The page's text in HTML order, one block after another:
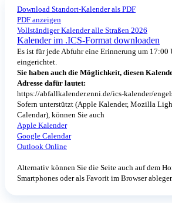
Download Standort-Kalender als PDF
PDF anzeigen
Vollständiger Kalender alle Straßen 2026
Kalender im .ICS-Format downloaden
Es ist für jede Abfuhr eine Erinnerung um 17:00
eingerichtet.
Sie haben auch die Möglichkeit, diesen
Adresse dafür lautet:
https://abfallkalender.enni.de/ics-kalender/
Sofern unterstützt (Apple Kalender, Mozilla
Calendar), können Sie auch
Apple Kalender
Google Calendar
Outlook Online
Alternativ können Sie die Seite auch auf dem
Smartphones oder als Favorit im Browser